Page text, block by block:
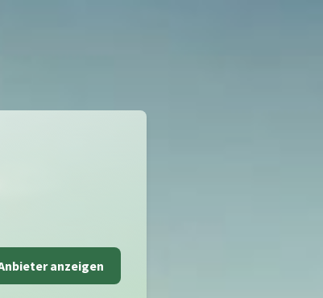
anzeigen